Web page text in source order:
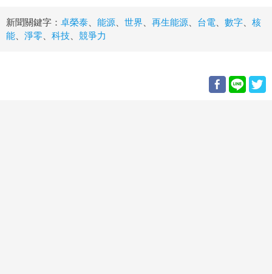
新聞關鍵字： 卓榮泰 能源 世界 再生能源 台電 數字
核
能
淨零 科技 競爭力